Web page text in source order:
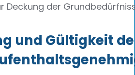
Deckung der
und Gültigkeit